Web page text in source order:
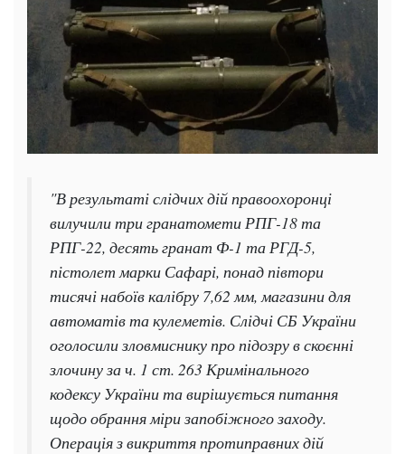
"В результаті слідчих дій правоохоронці
вилучили три гранатомети РПГ-18 та
РПГ-22, десять гранат Ф-1 та РГД-5,
пістолет марки Сафарі, понад півтори
тисячі набоїв калібру 7,62 мм, магазини для
автоматів та кулеметів. Слідчі СБ України
оголосили зловмиснику про підозру в скоєнні
злочину за ч. 1 ст. 263 Кримінального
кодексу України та вирішується питання
щодо обрання міри запобіжного заходу.
Операція з викриття протиправних дій